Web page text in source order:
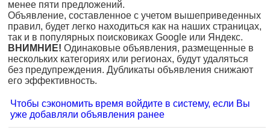
менее пяти предложений.
Объявление, составленное с учетом вышеприведенных
правил, будет легко находиться как на наших страницах,
так и в популярных поисковиках Google или Яндекс.
ВНИМНИЕ! Одинаковые объявления, размещенные в
нескольких категориях или регионах, будут удаляться
без предупреждения. Дубликаты объявления снижают
его эффективность.
Чтобы сэкономить время войдите в систему, если Вы
уже добавляли объявления ранее